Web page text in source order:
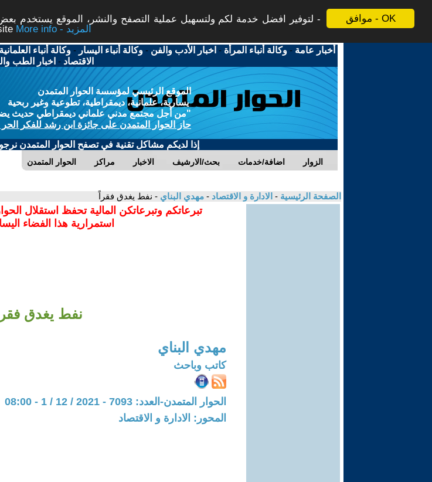
موافق - OK
لتوفير افضل خدمة لكم ولتسهيل عملية التصفح والنشر، الموقع يستخدم
More info - المزيد
أخبار عامة -وكالة أنباء المرأة - اخبار الأدب والفن -وكالة أنباء اليسار -وكالة أنباء العلمانية
الاقتصاد - اخبار الطب
الموقع الرئيسي لمؤسسة الحوار المتمدن
يسارية، علمانية، ديمقراطية، تطوعية وغير ربحية
"من أجل مجتمع مدني علماني ديمقراطي حديث يضمن
حاز الحوار المتمدن على جائزة ابن رشد للفكر الحر
إذا لديكم مشاكل تقنية في تصفح الحوار المتمدن نرجو
الحوار المتمدن مراكز الاخبار بحث/الارشيف اضافة/خدمات الزوار
الصفحة الرئيسية - الادارة و الاقتصاد - مهدي البناي - نفط يغدق فقراً
تبرعاتكم وتبرعاتكن المالية تحفظ استقلال
استمرارية هذا الفضاء
نفط يغدق فقراً
مهدي البناي
كاتب وباحث
الحوار المتمدن-العدد: 7093 - 2021 / 12 / 1 - 08:00
المحور: الادارة و الاقتصاد